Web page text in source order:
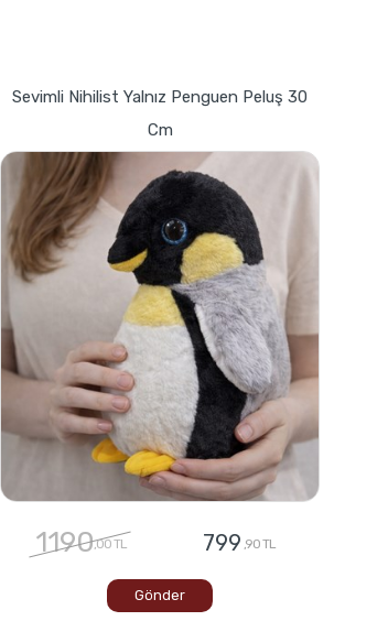
Sevimli Nihilist Yalnız Penguen Peluş 30
Cm
1190,00 TL 799 ,90 TL
Gönder